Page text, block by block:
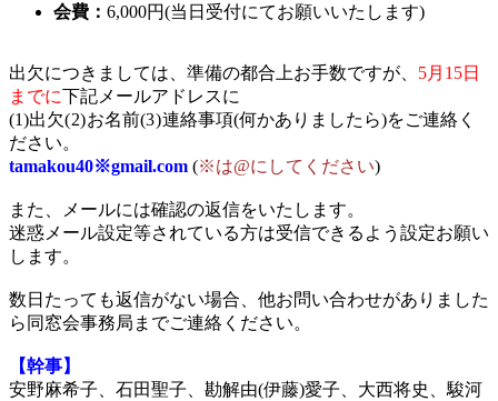
会費： 6,000円(当日受付にてお願いいたします)
出欠につきましては、準備の都合上お手数ですが、 5月15日
までに下記メールアドレスに
(1)出欠(2)お名前(3)連絡事項(何かありましたら)をご連絡く
ださい。
tamakou40※gmail.com (※は@にしてください)
また、メールには確認の返信をいたします。
迷惑メール設定等されている方は受信できるよう設定お願い
します。
数日たっても返信がない場合、他お問い合わせがありました
ら同窓会事務局までご連絡ください。
【幹事】
安野麻希子、石田聖子、勘解由(伊藤)愛子、大西将史、駿河